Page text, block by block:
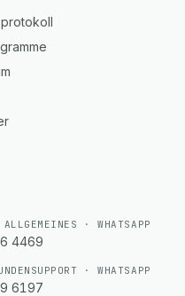
· WHATSAPP
4469
· WHATSAPP
6197